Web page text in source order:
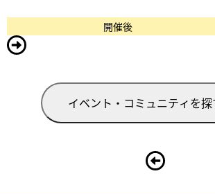
開催後
イベント・コミュニティを探